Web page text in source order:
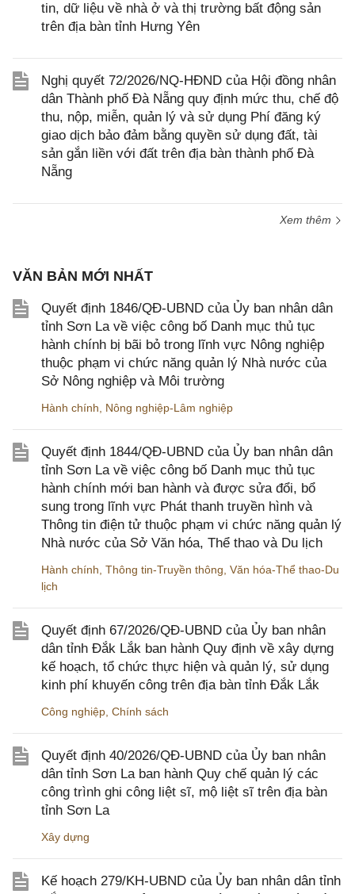
tin, dữ liệu về nhà ở và thị trường bất động sản
trên địa bàn tỉnh Hưng Yên
Nghị quyết 72/2026/NQ-HĐND của Hội đồng nhân
dân Thành phố Đà Nẵng quy định mức thu, chế độ
thu, nộp, miễn, quản lý và sử dụng Phí đăng ký
giao dịch bảo đảm bằng quyền sử dụng đất, tài
sản gắn liền với đất trên địa bàn thành phố Đà
Nẵng
Xem thêm
VĂN BẢN MỚI NHẤT
Quyết định 1846/QĐ-UBND của Ủy ban nhân dân
tỉnh Sơn La về việc công bố Danh mục thủ tục
hành chính bị bãi bỏ trong lĩnh vực Nông nghiệp
thuộc phạm vi chức năng quản lý Nhà nước của
Sở Nông nghiệp và Môi trường
Hành chính Nông nghiệp-Lâm nghiệp
Quyết định 1844/QĐ-UBND của Ủy ban nhân dân
tỉnh Sơn La về việc công bố Danh mục thủ tục
hành chính mới ban hành và được sửa đổi, bổ
sung trong lĩnh vực Phát thanh truyền hình và
Thông tin điện tử thuộc phạm vi chức năng quản lý
Nhà nước của Sở Văn hóa, Thể thao và Du lịch
Hành chính Thông tin-Truyền thông Văn hóa-Thể thao-Du
lịch
Quyết định 67/2026/QĐ-UBND của Ủy ban nhân
dân tỉnh Đắk Lắk ban hành Quy định về xây dựng
kế hoạch, tổ chức thực hiện và quản lý, sử dụng
kinh phí khuyến công trên địa bàn tỉnh Đắk Lắk
Công nghiệp Chính sách
Quyết định 40/2026/QĐ-UBND của Ủy ban nhân
dân tỉnh Sơn La ban hành Quy chế quản lý các
công trình ghi công liệt sĩ, mộ liệt sĩ trên địa bàn
tỉnh Sơn La
Xây dựng
Kế hoạch 279/KH-UBND của Ủy ban nhân dân tỉnh